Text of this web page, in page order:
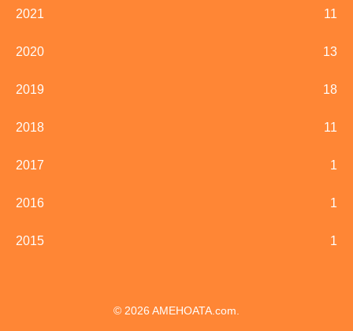
2021 11
2020 13
2019 18
2018 11
2017 1
2016 1
2015 1
© 2026 AMEHOATA.com.